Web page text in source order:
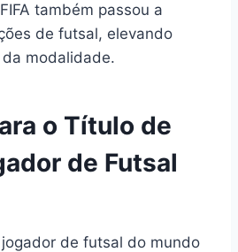
também passou a
de futsal, elevando
modalidade.
o Título de
de Futsal
de futsal do mundo